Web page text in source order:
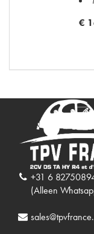
€
+31 6
(Alleen